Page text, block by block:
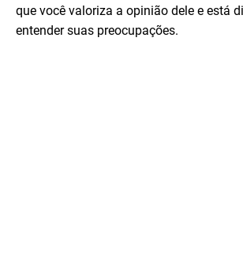
que você valoriza a opinião dele e está
entender suas preocupações.